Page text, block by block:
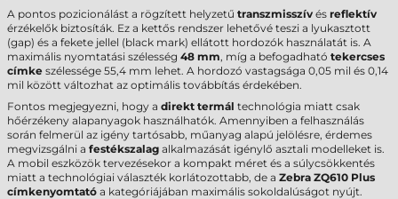
A pontos pozicionálást a rögzített helyzetű transzmisszív és reflektív
érzékelők biztosíták. Ez a kettős rendszer lehetővé teszi a lyukasztott
(gap) és a fekete jellel (black mark) ellátott hordozók használatát is. A
maximális nyomtatási szélesség 48 mm, míg a befogadható tekercses
címke szélessége 55,4 mm lehet. A hordozó vastagsága 0,05 mil és 0,14
mil között változhat az optimális továbbítás érdekében.
Fontos megjegyezni, hogy a direkt termál technológia miatt csak
hőérzékeny alapanyagok használhatók. Amennyiben a felhasználás
során felmerül az igény tartósabb, műanyag alapú jelölésre, érdemes
megvizsgálni a festékszalag alkalmazását igénylő asztali modelleket is.
A mobil eszközök tervezésekor a kompakt méret és a súlycsökkentés
miatt a technológiai választék korlátozottabb, de a Zebra ZQ610 Plus
címkenyomtató a kategóriájában maximális sokoldalúságot nyújt.